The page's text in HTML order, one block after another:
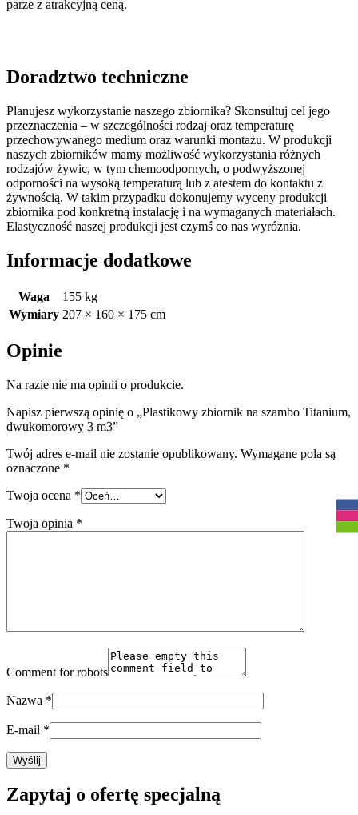
parze z atrakcyjną ceną.
Doradztwo techniczne
Planujesz wykorzystanie naszego zbiornika? Skonsultuj cel jego
przeznaczenia – w szczególności rodzaj oraz temperaturę
przechowywanego medium oraz warunki montażu. W produkcji
naszych zbiorników mamy możliwość wykorzystania różnych
rodzajów żywic, w tym chemoodpornych, o podwyższonej
odporności na wysoką temperaturą lub z atestem do kontaktu z
żywnością. W takim przypadku dokonujemy wyceny produkcji
zbiornika pod konkretną instalację i na wymaganych materiałach.
Elastyczność naszej produkcji jest czymś co nas wyróżnia.
Informacje dodatkowe
Waga
155 kg
Wymiary 207 × 160 × 175 cm
Opinie
Na razie nie ma opinii o produkcie.
Napisz pierwszą opinię o „Plastikowy zbiornik na szambo Titanium,
dwukomorowy 3 m3”
Twój adres e-mail nie zostanie opublikowany. Wymagane pola są
oznaczone *
Twoja ocena *
Twoja opinia *
Comment for robots
Nazwa *
E-mail *
Zapytaj o ofertę specjalną